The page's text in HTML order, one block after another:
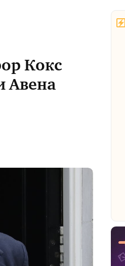
Кокс
Авена